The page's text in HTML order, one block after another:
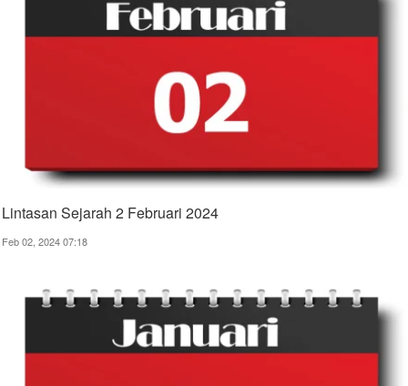
Lintasan Sejarah 2 Februari 2024
Feb 02, 2024 07:18